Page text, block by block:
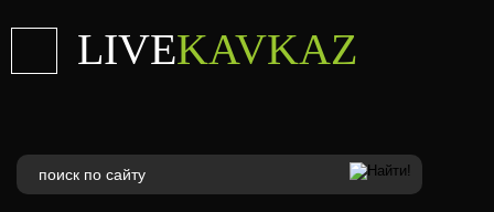
LIVEKAVKAZ